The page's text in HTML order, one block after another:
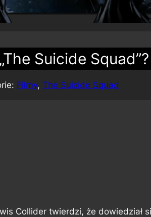
Suicide Squad”?
Filmy, The Suicide Squad
Collider twierdzi, że dowiedział